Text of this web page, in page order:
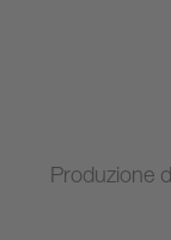
Produzione